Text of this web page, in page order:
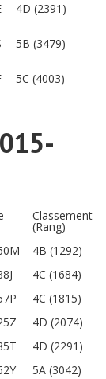
4D (2391)
5B (3479)
5C (4003)
Classement
(Rang)
4B (1292)
4C (1684)
4C (1815)
4D (2074)
4D (2291)
5A (3042)